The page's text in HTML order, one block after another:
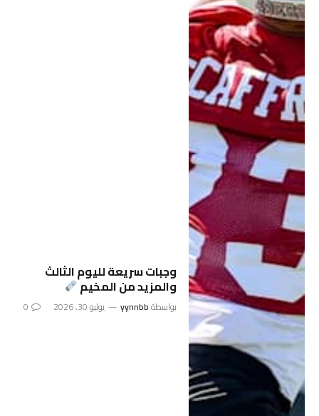
وجبات سريعة لليوم الثالث
والمزيد من المخيم
بواسطةyynnbb يوليو 30, 2026 0